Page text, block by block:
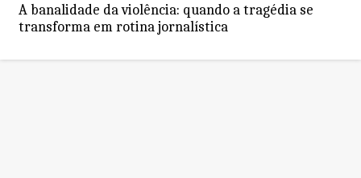
A banalidade da violência: quando a tragédia se
transforma em rotina jornalística